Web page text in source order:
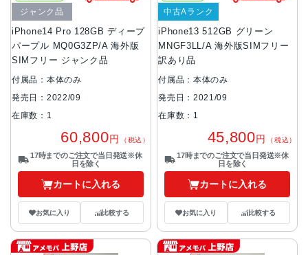
iPhone14 Pro 128GB ディープ
パープル MQ0G3ZP/A 海外版
SIMフリー ジャンク品
ジャンク品
付属品：本体のみ
発売日：2022/09
在庫数：1
60,800円 （税込）
17時までのご注文で当日発送※休
日を除く
カートに入れる
お気に入り 比較する
iPhone13 512GB グリーン
MNGF3LL/A 海外版SIMフリー
訳あり品
中古Aランク
付属品：本体のみ
発売日：2021/09
在庫数：1
45,800円 （税込）
17時までのご注文で当日発送※休
日を除く
カートに入れる
お気に入り 比較する